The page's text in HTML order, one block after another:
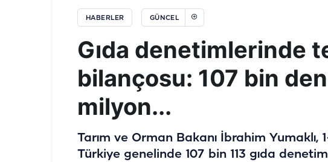
HABERLER GÜNCEL
Gıda denetimlerinde
bilançosu: 107 bin
milyon...
Tarım ve Orman Bakanı İbrahim Yumaklı,
Türkiye genelinde 107 bin 113 gıda